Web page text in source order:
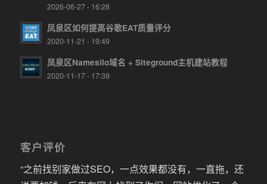
2026-06-27 - 16:28
凤泉区如何提高谷歌EAT质量评分
2020-11-21 - 19:49
凤泉区Namesilo域名 + Siteground主机建站教程
2020-11-17 - 17:39
客户评价
“之前找别家做过SEO，一点效果都没有，一直拖，还